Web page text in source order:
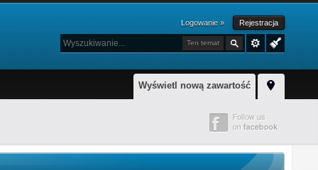
Logowanie » Rejestracja
Ten temat
Wyświetl nową zawartość